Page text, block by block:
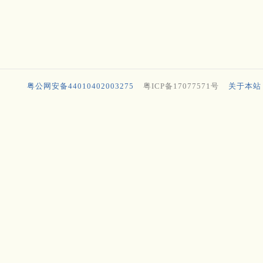
粤公网安备44010402003275 粤ICP备17077571号 关于本站